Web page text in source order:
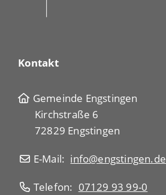
Kontakt
Gemeinde Engstingen
Kirchstraße 6
72829 Engstingen
E-Mail: info@engstingen.de
Telefon: 07129 93 99-0